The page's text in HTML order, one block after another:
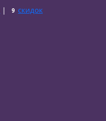
| 9 скидок